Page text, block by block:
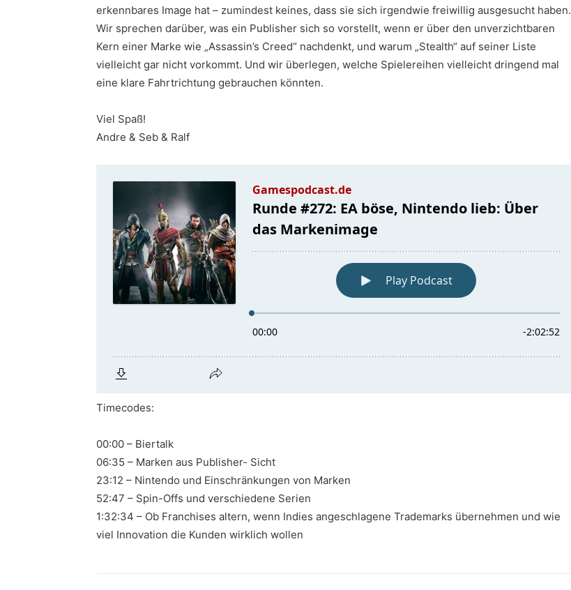
erkennbares Image hat – zumindest keines, dass sie sich irgendwie freiwillig ausgesucht haben.
Wir sprechen darüber, was ein Publisher sich so vorstellt, wenn er über den unverzichtbaren
Kern einer Marke wie „Assassin’s Creed“ nachdenkt, und warum „Stealth“ auf seiner Liste
vielleicht gar nicht vorkommt. Und wir überlegen, welche Spielereihen vielleicht dringend mal
eine klare Fahrtrichtung gebrauchen könnten.
Viel Spaß!
Andre & Seb & Ralf
Timecodes:
00:00 – Biertalk
06:35 – Marken aus Publisher- Sicht
23:12 – Nintendo und Einschränkungen von Marken
52:47 – Spin-Offs und verschiedene Serien
1:32:34 – Ob Franchises altern, wenn Indies angeschlagene Trademarks übernehmen und wie
viel Innovation die Kunden wirklich wollen